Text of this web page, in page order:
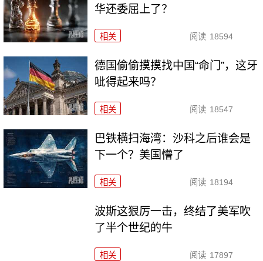
华还委屈上了？
相关 阅读 18594
德国偷偷摸摸找中国“命门”，这牙
呲得起来吗？
相关 阅读 18547
巴铁横扫海湾：沙科之后谁会是
下一个？美国懵了
相关 阅读 18194
波斯这狠厉一击，终结了美军吹
了半个世纪的牛
相关 阅读 17897